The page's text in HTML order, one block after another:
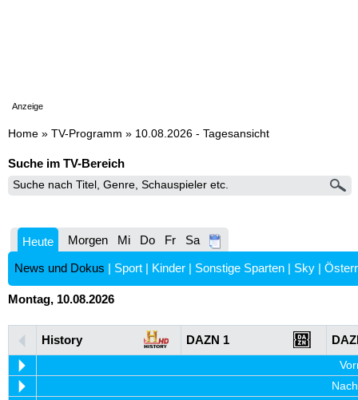
Anzeige
Home » TV-Programm » 10.08.2026 - Tagesansicht
Suche im TV-Bereich
Heute Morgen Mi Do Fr Sa
News und Dokus | Sport | Kinder | Sonstige Sparten | Sky |
Montag, 10.08.2026
History DAZN 1